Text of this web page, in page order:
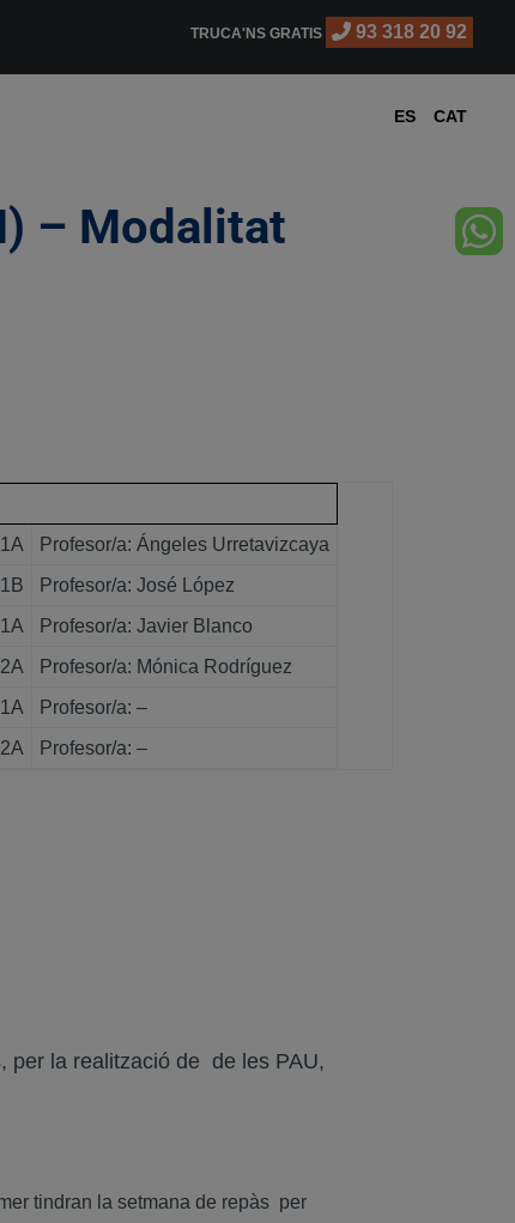
TRUCA'NS GRATIS 93 318 20 92
ES CAT
– Modalitat
Profesor/a: Ángeles Urretavizcaya
Profesor/a: José López
Profesor/a: Javier Blanco
Profesor/a: Mónica Rodríguez
Profesor/a: –
Profesor/a: –
per la realització de de les PAU,
tindran la setmana de repàs per